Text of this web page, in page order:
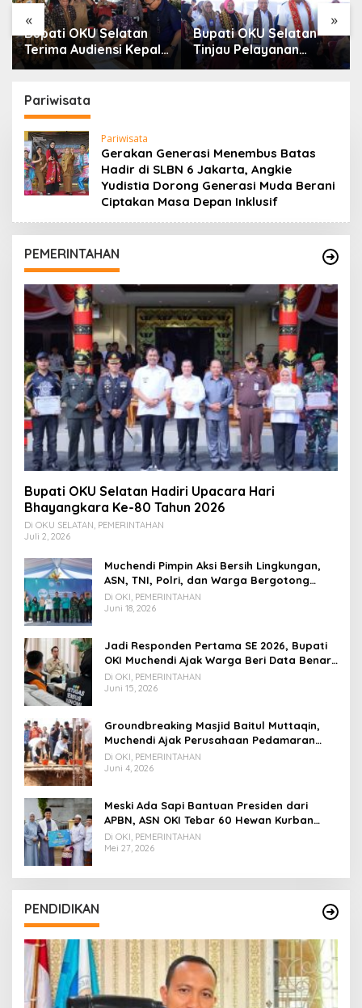
« »
Bupati OKU Selatan
Terima Audiensi Kepala
Samsat, Perkuat
Pendapatan Daerah
Bupati OKU Selatan
Tinjau Pelayanan
Kesehatan Gratis Di
Masyarakat
Pariwisata
Pariwisata
Gerakan Generasi Menembus Batas
Hadir di SLBN 6 Jakarta, Angkie
Yudistia Dorong Generasi Muda Berani
Ciptakan Masa Depan Inklusif
PEMERINTAHAN
Bupati OKU Selatan Hadiri Upacara Hari
Bhayangkara Ke-80 Tahun 2026
Di OKU SELATAN, PEMERINTAHAN
Juli 2, 2026
Muchendi Pimpin Aksi Bersih Lingkungan,
ASN, TNI, Polri, dan Warga Bergotong
Royong
Di OKI, PEMERINTAHAN
Juni 18, 2026
Jadi Responden Pertama SE 2026, Bupati
OKI Muchendi Ajak Warga Beri Data Benar
ke Petugas BPS
Di OKI, PEMERINTAHAN
Juni 15, 2026
Groundbreaking Masjid Baitul Muttaqin,
Muchendi Ajak Perusahaan Pedamaran
Timur Turut Bantu
Di OKI, PEMERINTAHAN
Juni 4, 2026
Meski Ada Sapi Bantuan Presiden dari
APBN, ASN OKI Tebar 60 Hewan Kurban
Tanpa Gunakan APBD
Di OKI, PEMERINTAHAN
Mei 27, 2026
PENDIDIKAN